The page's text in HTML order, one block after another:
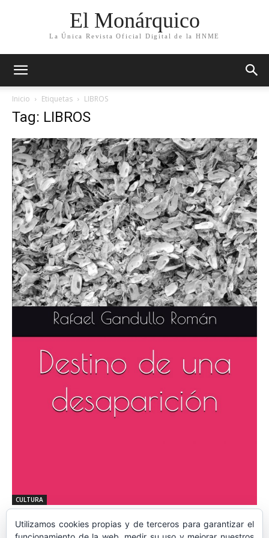
El Monárquico
La Única Revista Oficial Digital de la HNME
Inicio Etiquetas LIBROS
Tag: LIBROS
CULTURA
«Destino de una desaparición», el libro de
Utilizamos cookies propias y de terceros para garantizar el